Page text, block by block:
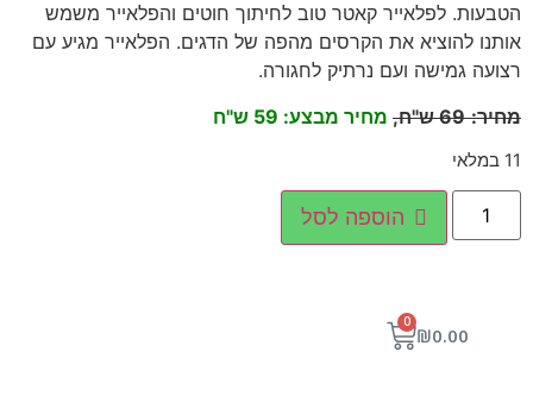
הטבעות. לפלאייר קאטר טוב לחיתוך חוטים והפלאייר משמש
אותנו להוציא את הקרסים מהפה של הדגים. הפלאייר מגיע עם
רצועה גמישה ועם נרתיק לחגורה.
מחיר:
69 ש"ח, מחיר מבצע: 59 ש"ח
11 במלאי
הוספה לסל
₪0.00
0